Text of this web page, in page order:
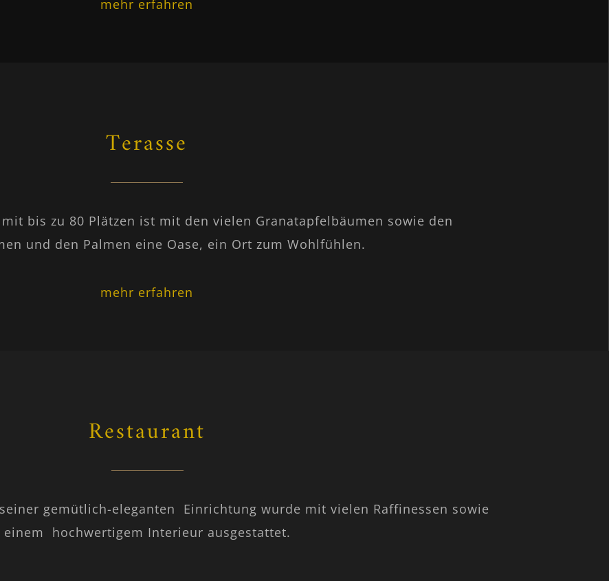
mehr erfahren
Terasse
bis zu 80 Plätzen ist mit den vielen Granatapfelbäumen sowie den
und den Palmen eine Oase, ein Ort zum Wohlfühlen.
mehr erfahren
Restaurant
gemütlich-eleganten Einrichtung wurde mit vielen Raffinessen sowie
einem hochwertigem Interieur ausgestattet.